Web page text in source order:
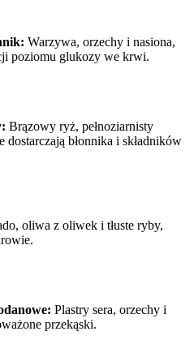
Warzywa, orzechy i nasiona,
poziomu glukozy we krwi.
Brązowy ryż, pełnoziarnisty
błonnika i składników
oliwa z oliwek i tłuste ryby,
Plastry sera, orzechy i
przekąski.